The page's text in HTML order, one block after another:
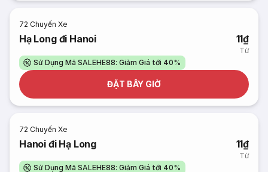
72 Chuyến Xe
Hạ Long đi Hanoi 11₫
Từ
Sử Dụng Mã SALEHE88: Giảm Giá tới 40%
ĐẶT BÂY GIỜ
72 Chuyến Xe
Hanoi đi Hạ Long 11₫
Từ
Sử Dụng Mã SALEHE88: Giảm Giá tới 40%